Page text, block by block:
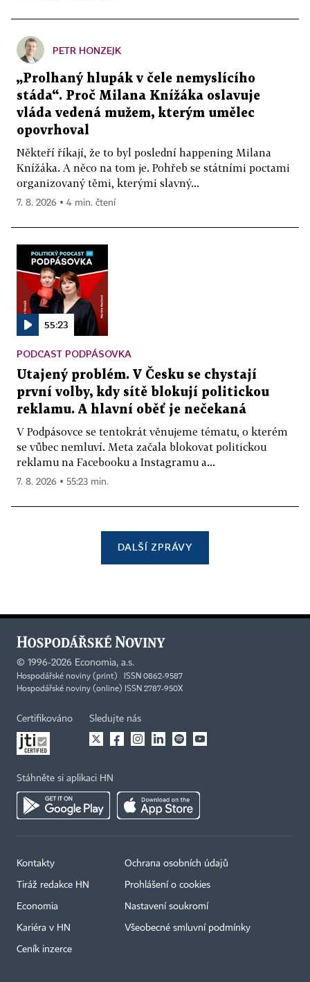
PETR HONZEJK
„Prolhaný hlupák v čele nemyslícího
stáda“. Proč Milana Knížáka oslavuje
vláda vedená mužem, kterým umělec
opovrhoval
Někteří říkají, že to byl poslední happening Milana
Knížáka. A něco na tom je. Pohřeb se státními poctami
organizovaný těmi, kterými slavný...
7. 8. 2026 ▪ 4 min. čtení
55:23
PODCAST PODPÁSOVKA
Utajený problém. V Česku se chystají
první volby, kdy sítě blokují politickou
reklamu. A hlavní oběť je nečekaná
V Podpásovce se tentokrát věnujeme tématu, o kterém
se vůbec nemluví. Meta začala blokovat politickou
reklamu na Facebooku a Instagramu a...
7. 8. 2026 ▪ 55:23 min.
DALŠÍ ZPRÁVY
© 1996-2026 Economia, a.s.
Hospodářské noviny (print) ISSN 0862-9587
Hospodářské noviny (online) ISSN 2787-950X
Certifikováno Sledujte nás
Stáhněte si aplikaci HN
Kontakty
Tiráž redakce HN
Economia
Kariéra v HN
Ceník inzerce
Ochrana osobních údajů
Prohlášení o cookies
Nastavení soukromí
Všeobecné smluvní podmínky